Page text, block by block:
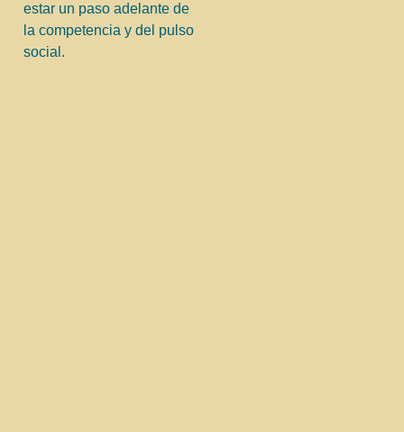
estar un paso adelante de
la competencia y del pulso
social.